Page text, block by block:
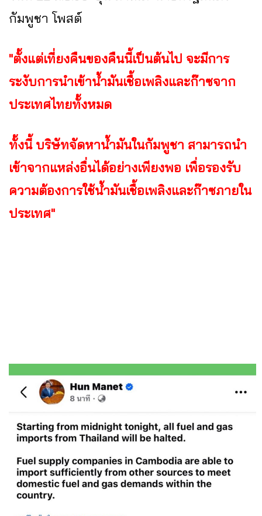
กัมพูชา โพสต์
"ตั้งแต่เที่ยงคืนของคืนนี้เป็นต้นไป จะมีการ
ระงับการนำเข้าน้ำมันเชื้อเพลิงและก๊าซจาก
ประเทศไทยทั้งหมด
ทั้งนี้ บริษัทจัดหาน้ำมันในกัมพูชา สามารถนำ
เข้าจากแหล่งอื่นได้อย่างเพียงพอ เพื่อรองรับ
ความต้องการใช้น้ำมันเชื้อเพลิงและก๊าซภายใน
ประเทศ"